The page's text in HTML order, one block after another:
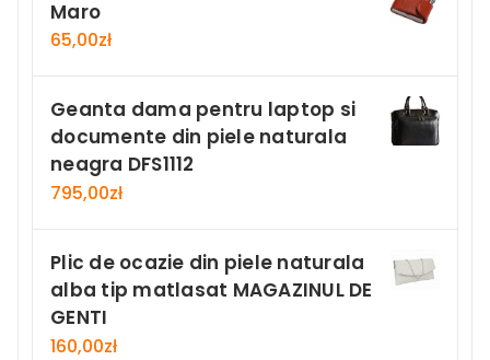
Maro
65,00zł
Geanta dama pentru laptop si
documente din piele naturala
neagra DFS1112
795,00zł
Plic de ocazie din piele naturala
alba tip matlasat MAGAZINUL DE
GENTI
160,00zł